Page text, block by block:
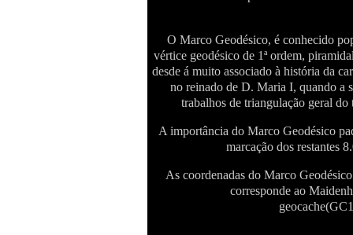
O Marco Geodésico, é conhecido
vértice geodésico de 1ª ordem,
desde á muito associado à história da
no reinado de D. Maria I, quando a
trabalhos de triangulação geral
A importância do Marco Geodésico
marcação dos restantes
As coordenadas do Marco
corresponde ao